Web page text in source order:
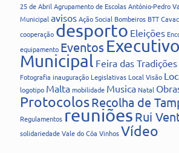
25 de Abril Agrupamento de EscolasAntónio-Pedro
Municipal avisosAção Social Bombeiros BTT
cooperação desporto Eleições
equipamento Eventos Executivo
Municipal Feira das Tradições
Fotografia inauguração Legislativas Local Visão
logotipo Maltamobilidade Musica Natal
ProtocolosRecolha de
Regulamentos reuniões Rui
solidariedadeVale do Côa VinhosVídeo